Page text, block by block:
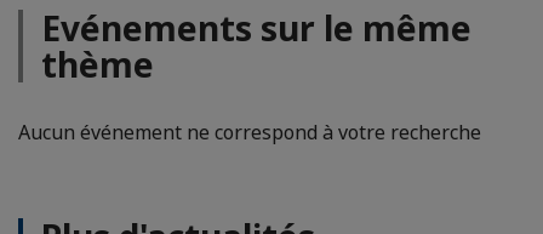
Evénements sur le même
thème
Aucun événement ne correspond à votre recherche